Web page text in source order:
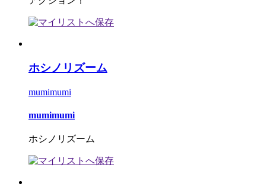
ホシノリズーム
mumimumi
mumimumi
ホシノリズーム